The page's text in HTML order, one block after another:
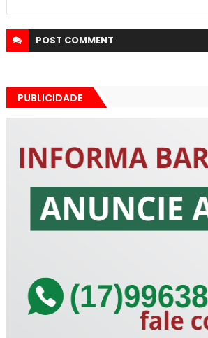
POST COMMENT
PUBLICIDADE